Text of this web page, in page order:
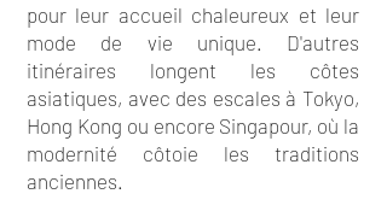
pour leur accueil chaleureux et leur
mode de vie unique. D'autres
itinéraires longent les côtes
asiatiques, avec des escales à Tokyo,
Hong Kong ou encore Singapour, où la
modernité côtoie les traditions
anciennes.